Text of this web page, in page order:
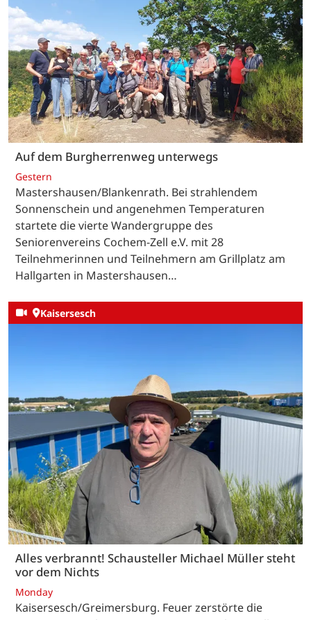
Auf dem Burgherrenweg unterwegs
Gestern
Mastershausen/Blankenrath. Bei strahlendem
Sonnenschein und angenehmen Temperaturen
startete die vierte Wandergruppe des
Seniorenvereins Cochem-Zell e.V. mit 28
Teilnehmerinnen und Teilnehmern am Grillplatz am
Hallgarten in Mastershausen…
Kaisersesch
Alles verbrannt! Schausteller Michael Müller steht
vor dem Nichts
Monday
Kaisersesch/Greimersburg. Feuer zerstörte die